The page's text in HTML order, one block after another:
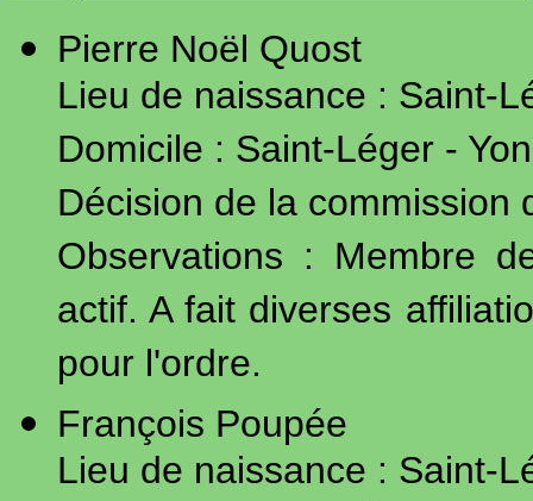
Pierre Noël Quost
Lieu de naissance : Saint-
Domicile : Saint-Léger -
Décision de la commission
Observations : Membre
actif. A fait diverses
pour l'ordre.
François Poupée
Lieu de naissance : Saint-